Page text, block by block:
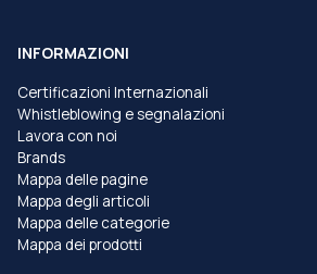
INFORMAZIONI
Certificazioni Internazionali
Whistleblowing e segnalazioni
Lavora con noi
Brands
Mappa delle pagine
Mappa degli articoli
Mappa delle categorie
Mappa dei prodotti